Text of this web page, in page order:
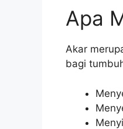
Apa
Akar
bagi